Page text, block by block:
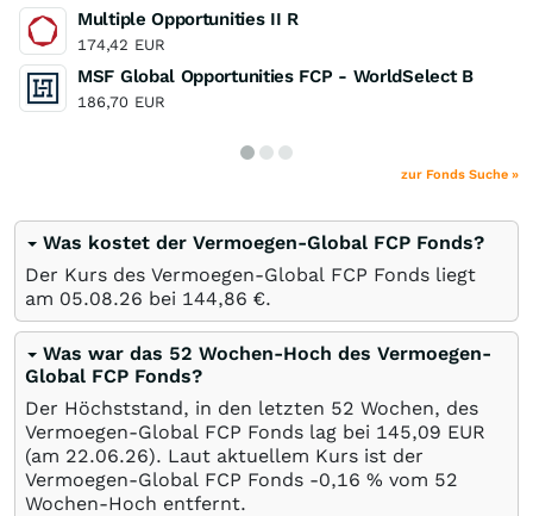
Multiple Opportunities II R
174,42 EUR
MSF Global Opportunities FCP - WorldSelect B
186,70 EUR
zur Fonds Suche »
Was kostet der Vermoegen-Global FCP Fonds?
Der Kurs des Vermoegen-Global FCP Fonds liegt
am 05.08.26 bei 144,86 €.
Was war das 52 Wochen-Hoch des Vermoegen-
Global FCP Fonds?
Der Höchststand, in den letzten 52 Wochen, des
Vermoegen-Global FCP Fonds lag bei 145,09 EUR
(am 22.06.26). Laut aktuellem Kurs ist der
Vermoegen-Global FCP Fonds -0,16 % vom 52
Wochen-Hoch entfernt.